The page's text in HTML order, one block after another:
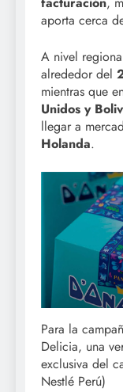
aporta cerca
A nivel
alrededor del
mientras que
Unidos y
llegar a
Holanda.
Para la
Delicia, una
exclusiva del
Nestlé Perú)